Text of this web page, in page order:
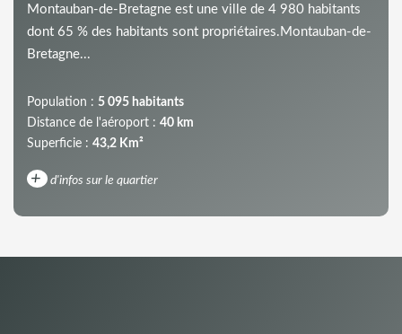
Montauban-de-Bretagne est une ville de 4 980 habitants
dont 65 % des habitants sont propriétaires.Montauban-de-
Bretagne...
Population : 5 095 habitants
Distance de l'aéroport : 40 km
Superficie : 43,2 Km²
+ d'infos sur le quartier